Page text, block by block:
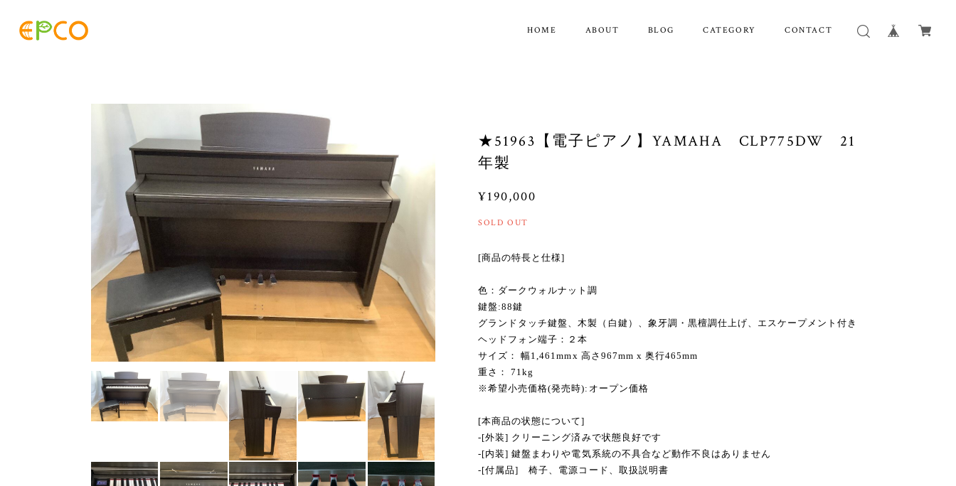
HOME ABOUT BLOG CATEGORY CONTACT
★51963【電子ピアノ】YAMAHA CLP775DW 21
年製
¥190,000
SOLD OUT
[商品の特長と仕様]
色：ダークウォルナット調
鍵盤:88鍵
グランドタッチ鍵盤、木製（白鍵）、象牙調・黒檀調仕上げ、エスケープメント付き
ヘッドフォン端子：２本
サイズ： 幅1,461mmx 高さ967mm x 奥行465mm
重さ： 71kg
※希望小売価格(発売時):オープン価格
[本商品の状態について]
-[外装] クリーニング済みで状態良好です
-[内装] 鍵盤まわりや電気系統の不具合など動作不良はありません
-[付属品] 椅子、電源コード、取扱説明書